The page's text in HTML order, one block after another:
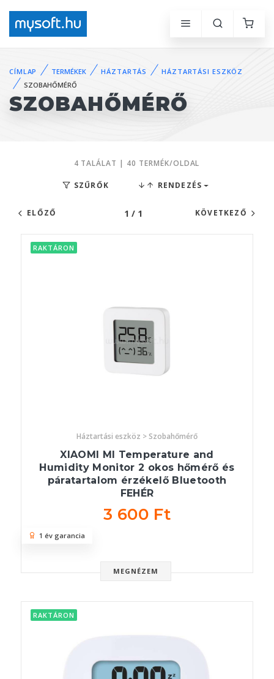
CÍMLAP TERMÉKEK HÁZTARTÁS
HÁZTARTÁSI ESZKÖZ
SZOBAHŐMÉRŐ
SZOBAHŐMÉRŐ
4 TALÁLAT | 40 TERMÉK/OLDAL
SZŰRŐK RENDEZÉS
ELŐZŐ 1 / 1 KÖVETKEZŐ
RAKTÁRON
Háztartási eszköz > Szobahőmérő
XIAOMI MI Temperature and
Humidity Monitor 2 okos hőmérő és
páratartalom érzékelő Bluetooth
FEHÉR
3 600 Ft
MEGNÉZEM
1 év garancia
RAKTÁRON